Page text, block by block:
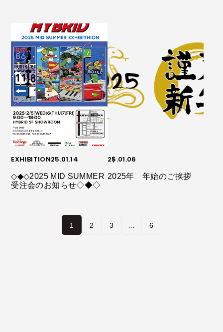
EXHIBITION25.01.14
◇◆◇2025 MID SUMMER
受注会のお知らせ◇◆◇
25.01.06
2025年 年始のご挨拶
1 2 3 6